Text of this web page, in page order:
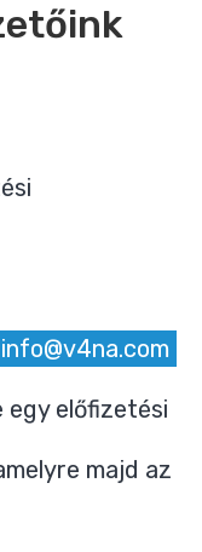
info@v4na.com
egy előfizetési
majd az